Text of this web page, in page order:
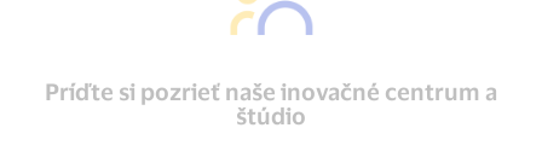
Príďte si pozrieť naše inovačné centrum a
štúdio